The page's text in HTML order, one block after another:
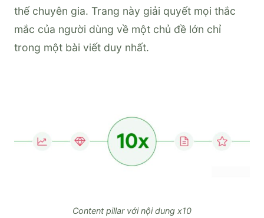
thế chuyên gia. Trang này giải quyết mọi thắc
mắc của người dùng về một chủ đề lớn chỉ
trong một bài viết duy nhất.
Content pillar với nội dung x10